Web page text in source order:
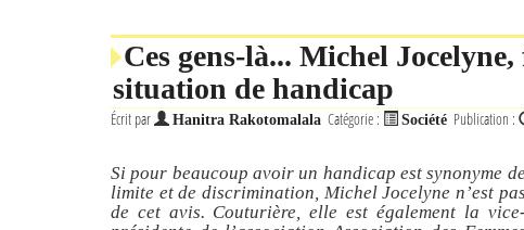
Ces gens-là... Michel
situation de handicap
Écrit par Hanitra Rakotomalala Catégorie : Société Publication :
Si pour beaucoup avoir un handicap est synonyme de
limite et de discrimination, Michel Jocelyne n’est pas
de cet avis. Couturière, elle est également la vice-